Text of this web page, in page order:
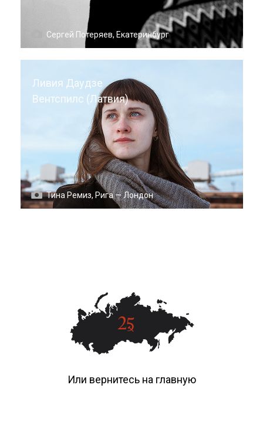
Сергей Потеряев, Екатеринбург
Ливия Даудзе
Вентспилс (Латвия)
Тина Ремиз, Рига — Лондон
Или вернитесь на главную